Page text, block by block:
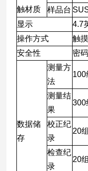
触材质
样品台
显示
4.7
操作方式
触
安全性
密
数据储
存
测量方
法
100
测量结
果
300
校正纪
录
20组
检查纪
录
20组